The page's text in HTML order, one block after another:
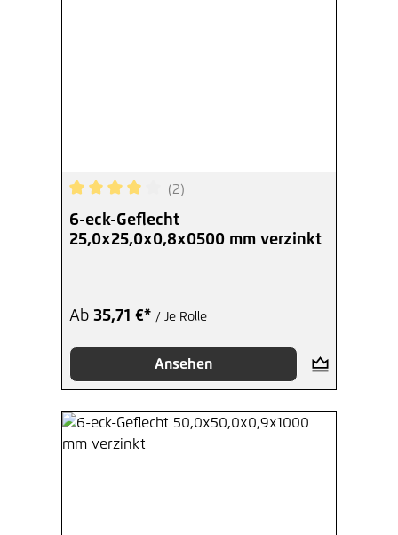
Durchschnittliche Bewertung von 4 von 5
(2)
6-eck-Geflecht
25,0x25,0x0,8x0500 mm verzinkt
Ab 35,71 €* / Je Rolle
Ansehen